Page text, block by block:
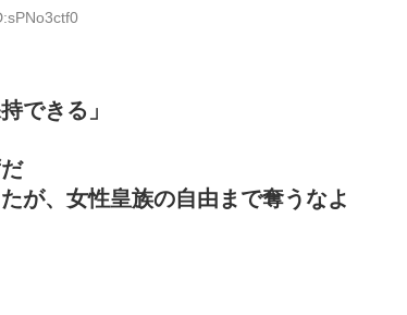
できる」
が、女性皇族の自由まで奪うなよ